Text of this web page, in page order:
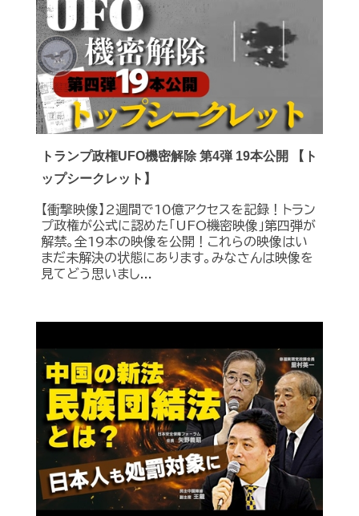
トランプ政権UFO機密解除 第4弾 19本公開 【ト
ップシークレット】
【衝撃映像】2週間で10億アクセスを記録！トラン
プ政権が公式に認めた｢UFO機密映像｣第四弾が
解禁。全19本の映像を公開！これらの映像はい
まだ未解決の状態にあります。みなさんは映像を
見てどう思いまし...